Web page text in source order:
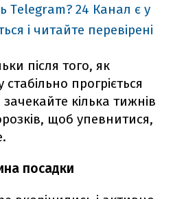
Telegram? 24 Канал є у
і читайте перевірені
після того, як
прогріється
зачекайте кілька тижнів
щоб упевнитися,
посадки